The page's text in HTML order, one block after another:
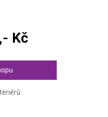
Kč